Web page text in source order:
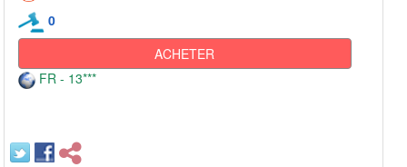
0
ACHETER
FR - 13***